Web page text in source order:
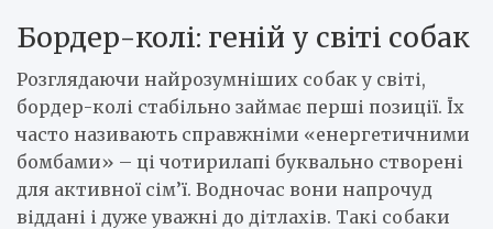
Бордер-колі: геній у світі собак
Розглядаючи найрозумніших собак у світі,
бордер-колі стабільно займає перші позиції. Їх
часто називають справжніми «енергетичними
бомбами» – ці чотирилапі буквально створені
для активної сім’ї. Водночас вони напрочуд
віддані і дуже уважні до дітлахів. Такі собаки